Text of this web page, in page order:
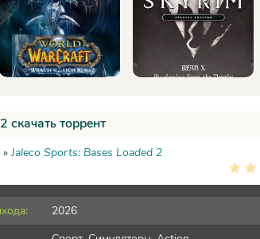
скачать торрент
»Jaleco Sports: Bases Loaded 2
2026